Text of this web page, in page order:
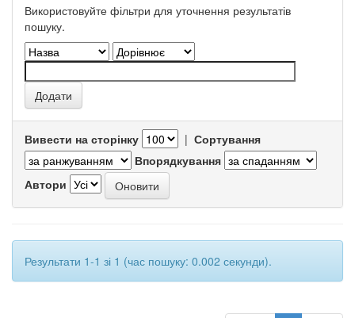
Використовуйте фільтри для уточнення результатів
пошуку.
Вивести на сторінку | Сортування
Впорядкування
Автори
Результати 1-1 зі 1 (час пошуку: 0.002 секунди).